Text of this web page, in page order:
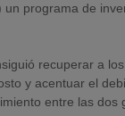
programa de
recuperar a
y acentuar el
entre las dos